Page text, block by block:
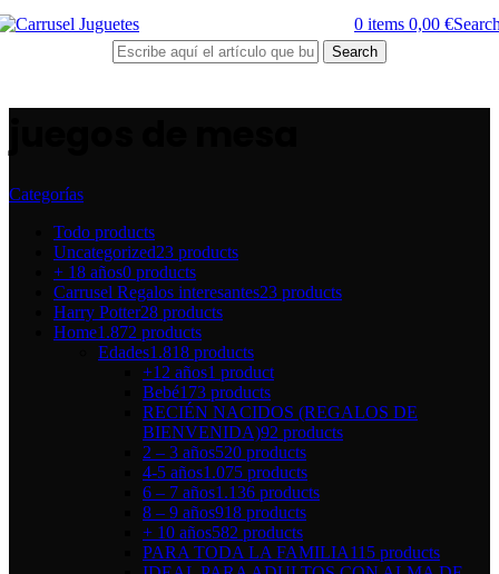
0 items 0,00 €
Search
Categorías
Todo products
Uncategorized23 products
+ 18 años0 products
Carrusel Regalos interesantes23 products
Harry Potter28 products
Home1.872 products
Edades1.818 products
+12 años1 product
Bebé173 products
RECIÉN NACIDOS (REGALOS DE
BIENVENIDA)92 products
2 – 3 años520 products
4-5 años1.075 products
6 – 7 años1.136 products
8 – 9 años918 products
+ 10 años582 products
PARA TODA LA FAMILIA115 products